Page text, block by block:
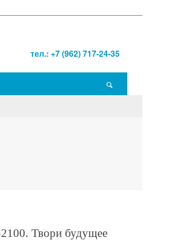
тел.: +7 (962) 717-24-35
Твори будущее